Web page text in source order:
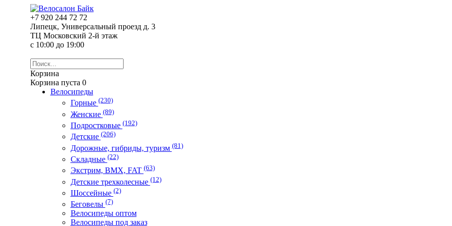
+7 920 244 72 72
Липецк, Универсальный проезд д. 3
ТЦ Московский 2-й этаж
с 10:00 до 19:00
Корзина
Корзина пуста 0
Велосипеды
Горные(230)
Женские(89)
Подростковые(192)
Детские(206)
Дорожные, гибриды, туризм(81)
Складные(22)
Экстрим, ВМХ, FAT(63)
Детские трехколесные(12)
Шоссейные(2)
Беговелы(7)
Велосипеды оптом
Велосипеды под заказ